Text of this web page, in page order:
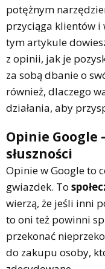
potężnym
przyciąga klientów i
tym artykule
z opinii, jak je
za sobą dbanie o
również, dlaczego
działania, aby
Opinie Google
słuszności
Opinie w Google to
gwiazdek. To
wierzą, że jeśli inni
to oni też powinni
przekonać
do zakupu osoby,